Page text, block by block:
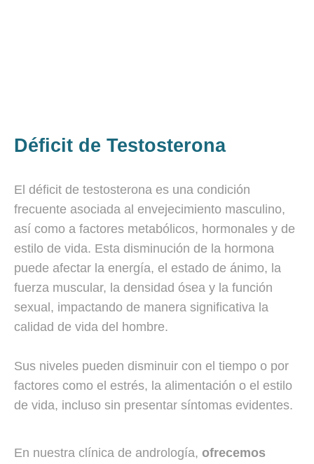
Déficit de Testosterona
El déficit de testosterona es una condición
frecuente asociada al envejecimiento masculino,
así como a factores metabólicos, hormonales y de
estilo de vida. Esta disminución de la hormona
puede afectar la energía, el estado de ánimo, la
fuerza muscular, la densidad ósea y la función
sexual, impactando de manera significativa la
calidad de vida del hombre.
Sus niveles pueden disminuir con el tiempo o por
factores como el estrés, la alimentación o el estilo
de vida, incluso sin presentar síntomas evidentes.
En nuestra clínica de andrología, ofrecemos